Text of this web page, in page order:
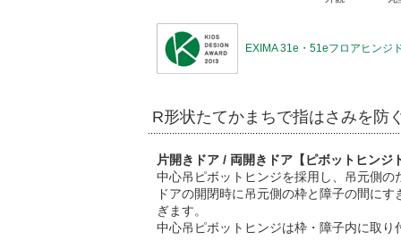
EXIMA 31e・51eフロアヒンジ
R形状たてかまちで指はさみを防
片開きドア / 両開きドア【ピボットヒンジ
中心吊ピボットヒンジを採用し、吊元側
ドアの開閉時に吊元側の枠と障子の間に
ぎます。
中心吊ピボットヒンジは枠・障子内に取